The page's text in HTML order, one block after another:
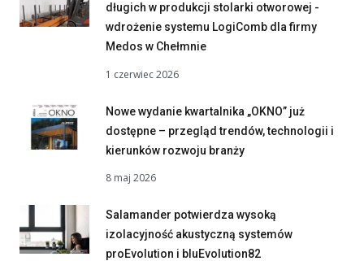
długich w produkcji stolarki otworowej -
wdrożenie systemu LogiComb dla firmy
Medos w Chełmnie
1 czerwiec 2026
Nowe wydanie kwartalnika „OKNO” już
dostępne – przegląd trendów, technologii i
kierunków rozwoju branży
8 maj 2026
Salamander potwierdza wysoką
izolacyjność akustyczną systemów
proEvolution i bluEvolution82